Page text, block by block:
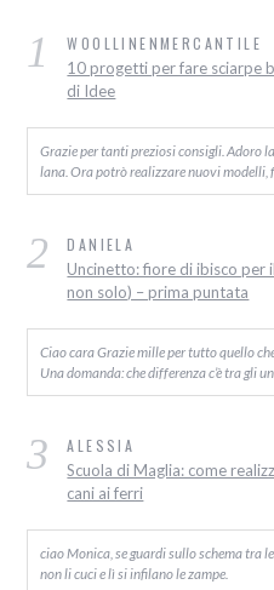
1 WOOLLINENMERCANTILE
10 progetti per fare sciarpe
di Idee
Grazie per tanti preziosi consigli. Adoro
lana. Ora potrò realizzare nuovi
2 DANIELA
Uncinetto: fiore di ibisco per
non solo) – prima puntata
Ciao cara Grazie mille per tutto quello
Una domanda: che differenza c’è tra gli
3 ALESSIA
Scuola di Maglia: come
cani ai ferri
ciao Monica, se guardi sullo schema tra
non li cuci e lì si infilano le zampe.